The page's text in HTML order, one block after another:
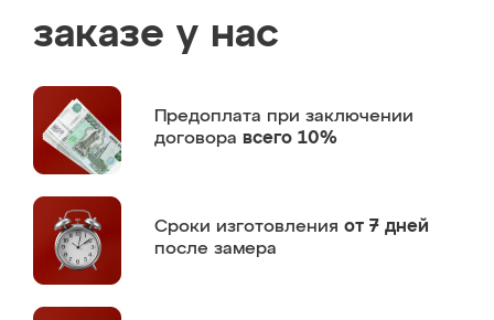
заказе у нас
Предоплата при заключении
договора всего 10%
Сроки изготовления от 7 дней
после замера